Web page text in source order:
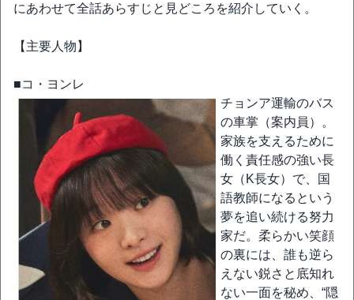
にあわせて全話あらすじと見どころを紹介していく。
【主要人物】
■コ・ヨンレ
チョンア運輸のバス
の車掌（案内員）。
家族を支えるために
働く責任感の強い長
女（K長女）で、国
語教師になるという
夢を追い続ける努力
家だ。柔らかい笑顔
の裏には、誰も逆ら
えない鋭さと底知れ
ない一面を秘め、“隠